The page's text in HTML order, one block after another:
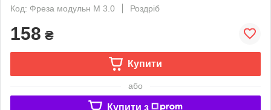
Код: Фреза модульн М 3.0
Роздріб
158 ₴
Купити
або
Купити з